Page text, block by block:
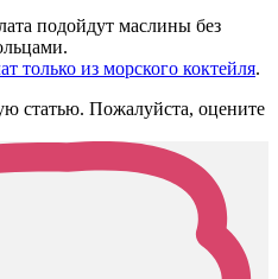
подойдут маслины без
только из морского коктейля.
статью. Пожалуйста, оцените